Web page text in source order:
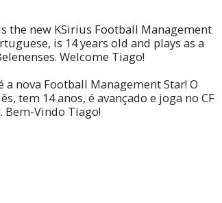
the new KSirius Football Management
is 14 years old and plays as a
Welcome Tiago!
a nova Football Management Star! O
tem 14 anos, é avançado e joga no CF
Bem-Vindo Tiago!